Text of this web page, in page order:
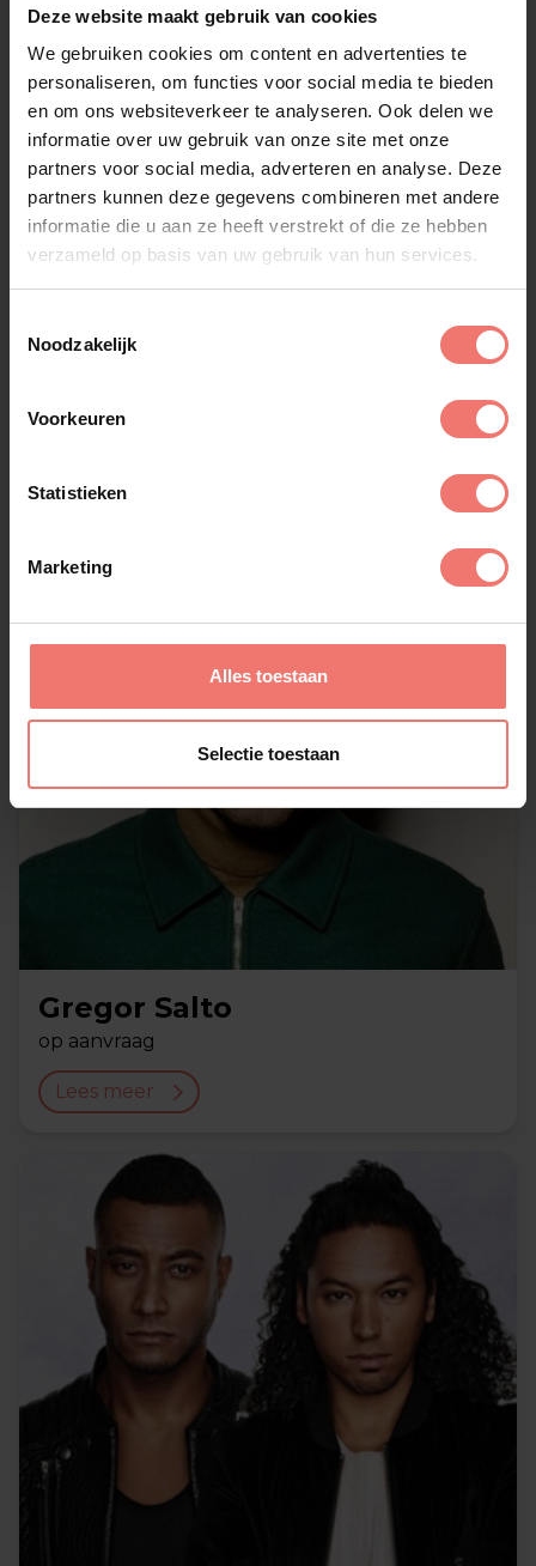
Deze website maakt gebruik van cookies
We gebruiken cookies om content en advertenties te
personaliseren, om functies voor social media te bieden
en om ons websiteverkeer te analyseren. Ook delen we
informatie over uw gebruik van onze site met onze
partners voor social media, adverteren en analyse. Deze
partners kunnen deze gegevens combineren met andere
informatie die u aan ze heeft verstrekt of die ze hebben
verzameld op basis van uw gebruik van hun services.
Noodzakelijk
Voorkeuren
Statistieken
Marketing
Alles toestaan
Selectie toestaan
op aanvraag
Lees meer
Gregor Salto
op aanvraag
Lees meer